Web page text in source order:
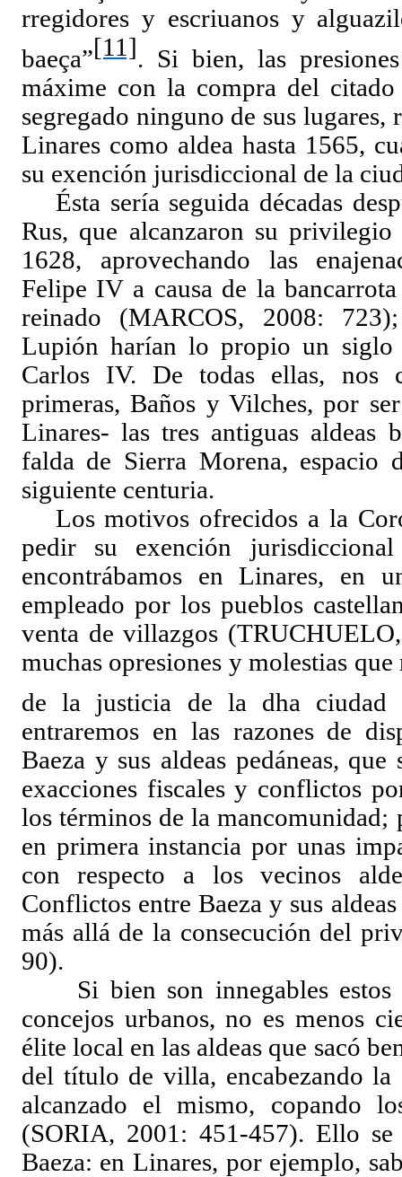
rregidores y escriuanos y
baeça”[11]. Si bien, las
máxime con la compra del
segregado ninguno de sus
Linares como aldea hasta 1565,
su exención jurisdiccional de la
Ésta sería seguida décadas
Rus, que alcanzaron su
1628, aprovechando las
Felipe IV a causa de la
reinado (MARCOS, 2008:
Lupión harían lo propio un siglo
Carlos IV. De todas ellas, nos
primeras, Baños y Vilches, por
Linares- las tres antiguas aldeas
falda de Sierra Morena, espacio
siguiente centuria.
Los motivos ofrecidos a la
pedir su exención
encontrábamos en Linares, en
empleado por los pueblos
venta de villazgos
muchas opresiones y molestias
de la justicia de la dha ciudad
entraremos en las razones de
Baeza y sus aldeas pedáneas,
exacciones fiscales y conflictos
los términos de la mancomunidad;
en primera instancia por unas
con respecto a los vecinos
Conflictos entre Baeza y sus
más allá de la consecución del
90).
Si bien son innegables
concejos urbanos, no es menos
élite local en las aldeas que sacó
del título de villa, encabezando
alcanzado el mismo, copando
(SORIA, 2001: 451-457). Ello
Baeza: en Linares, por ejemplo,